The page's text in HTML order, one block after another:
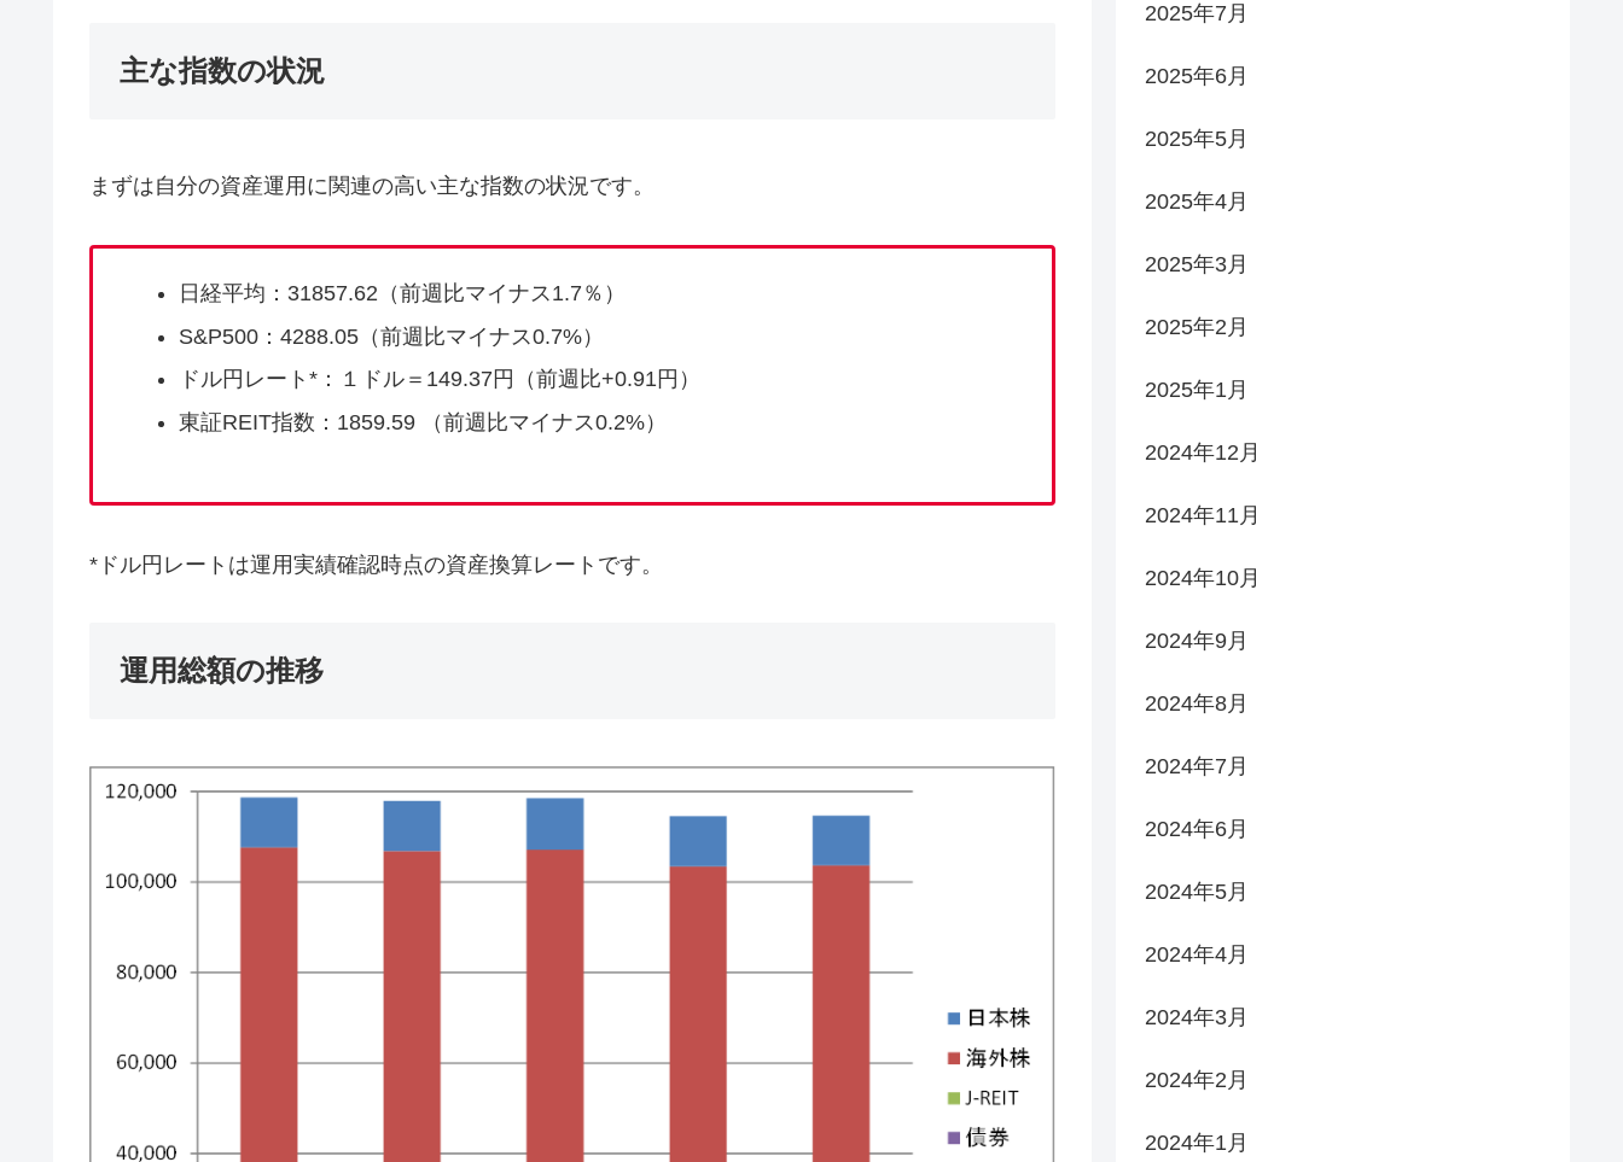
主な指数の状況
まずは自分の資産運用に関連の高い主な指数の状況です。
日経平均：31857.62（前週比マイナス1.7％）
S&P500：4288.05（前週比マイナス0.7%）
ドル円レート*：１ドル＝149.37円（前週比+0.91円）
東証REIT指数：1859.59 （前週比マイナス0.2%）
*ドル円レートは運用実績確認時点の資産換算レートです。
運用総額の推移
2025年7月
2025年6月
2025年5月
2025年4月
2025年3月
2025年2月
2025年1月
2024年12月
2024年11月
2024年10月
2024年9月
2024年8月
2024年7月
2024年6月
2024年5月
2024年4月
2024年3月
2024年2月
2024年1月